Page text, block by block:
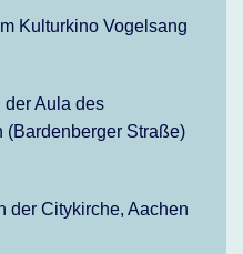
Kulturkino Vogelsang
der Aula des
(Bardenberger Straße)
der Citykirche, Aachen